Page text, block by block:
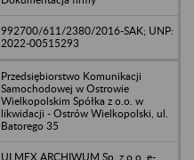
992700/611/2380/2016-SAK; UNP:
2022-00515293
Przedsiębiorstwo Komunikacji
Samochodowej w Ostrowie
Wielkopolskim Spółka z o.o. w
likwidacji - Ostrów Wielkopolski, ul.
Batorego 35
ULMEX ARCHIWUM Sp. z o.o. e-